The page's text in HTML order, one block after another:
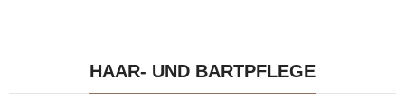
HAAR- UND BARTPFLEGE